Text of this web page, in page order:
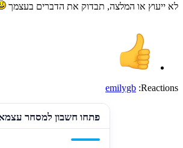
לא ייעוץ או המלצה, תבדוק את הדברים בעצמך
Reactions:
emilygb
פתחו חשבון למסחר